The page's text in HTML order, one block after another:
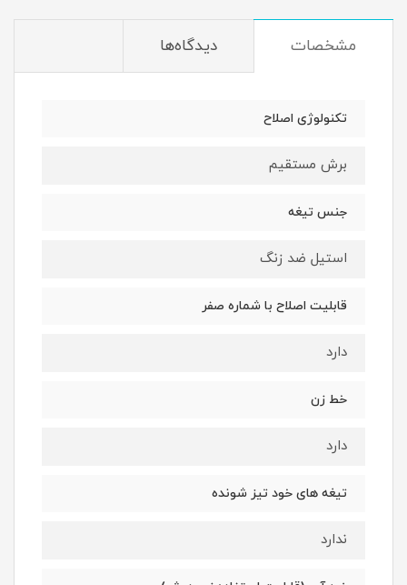
مشخصات دیدگاه‌ها
تکنولوژی اصلاح
برش مستقیم
جنس تیغه
استیل ضد زنگ
قابلیت اصلاح با شماره صفر
دارد
خط زن
دارد
تیغه های خود تیز شونده
ندارد